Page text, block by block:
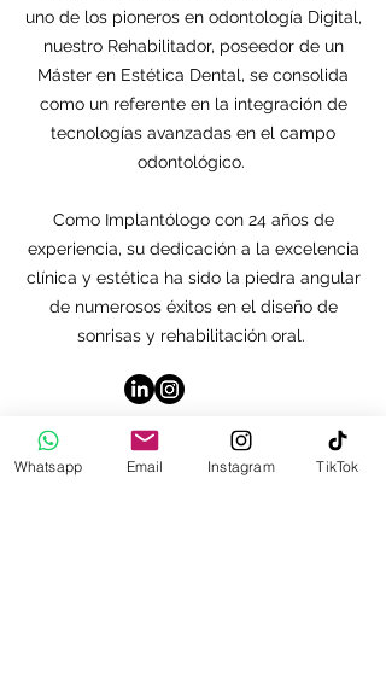
uno de los pioneros en odontología Digital,
nuestro Rehabilitador, poseedor de un
Máster en Estética Dental, se consolida
como un referente en la integración de
tecnologías avanzadas en el campo
odontológico.
Como Implantólogo con 24 años de
experiencia, su dedicación a la excelencia
clínica y estética ha sido la piedra angular
de numerosos éxitos en el diseño de
sonrisas y rehabilitación oral.
Whatsapp Email Instagram TikTok